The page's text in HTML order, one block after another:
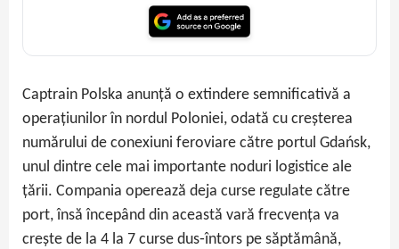
Captrain Polska anunță o extindere semnificativă a
operațiunilor în nordul Poloniei, odată cu creșterea
numărului de conexiuni feroviare către portul Gdańsk,
unul dintre cele mai importante noduri logistice ale
țării. Compania operează deja curse regulate către
port, însă începând din această vară frecvența va
crește de la 4 la 7 curse dus‑întors pe săptămână,